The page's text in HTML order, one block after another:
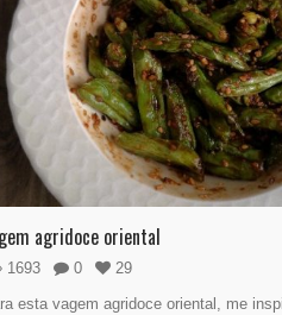
agridoce oriental
1693 0
29
esta vagem agridoce oriental, me